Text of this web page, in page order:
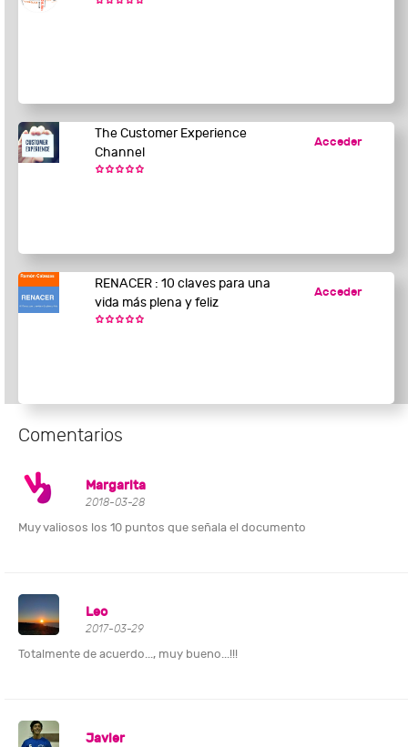
The Customer Experience
Channel
Acceder
RENACER : 10 claves para una
vida más plena y feliz
Acceder
Comentarios
Margarita
2018-03-28
Muy valiosos los 10 puntos que señala el documento
Leo
2017-03-29
Totalmente de acuerdo..., muy bueno...!!!
Javier